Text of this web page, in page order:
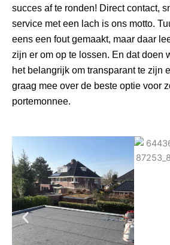
succes af te ronden! Direct contact,
service met een lach is ons motto.
eens een fout gemaakt, maar daar
zijn er om op te lossen. En dat doen
het belangrijk om transparant te zijn
graag mee over de beste optie voor
portemonnee.